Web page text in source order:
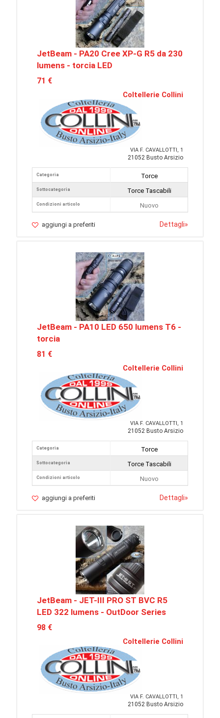
JetBeam - PA20 Cree XP-G R5 da 230
lumens - torcia LED
71 €
Coltellerie Collini
VIA F. CAVALLOTTI, 1
21052 Busto Arsizio
Categoria
Sottocategoria
Condizioni articolo
Torce
Torce Tascabili
Nuovo
aggiungi a preferiti Dettagli»
JetBeam - PA10 LED 650 lumens T6 -
torcia
81 €
Coltellerie Collini
VIA F. CAVALLOTTI, 1
21052 Busto Arsizio
Categoria
Sottocategoria
Condizioni articolo
Torce
Torce Tascabili
Nuovo
aggiungi a preferiti Dettagli»
JetBeam - JET-III PRO ST BVC R5
LED 322 lumens - OutDoor Series
98 €
Coltellerie Collini
VIA F. CAVALLOTTI, 1
21052 Busto Arsizio